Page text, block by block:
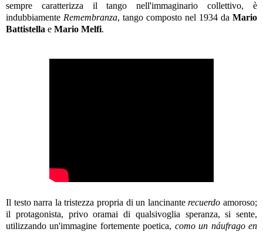
sempre caratterizza il tango nell'immaginario collettivo, è
indubbiamente Remembranza, tango composto nel 1934 da Mario
Battistella e Mario Melfi.
Il testo narra la tristezza propria di un lancinanterecuerdo amoroso;
il protagonista, privo oramai di qualsivoglia speranza, si sente,
utilizzando un'immagine fortemente poetica, como un náufrago en